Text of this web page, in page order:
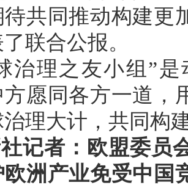
共同推动构建更
联合公报。
治理之友小组”
愿同各方一道，
理大计，共同构
记者：欧盟委员
洲产业免受中国